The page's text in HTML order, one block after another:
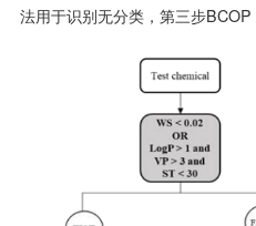
法用于识别无分类，第三步BCOP